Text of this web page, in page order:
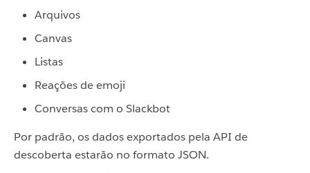
Arquivos
Canvas
Listas
Reações de emoji
Conversas com o Slackbot
Por padrão, os dados exportados pela API de
descoberta estarão no formato JSON.